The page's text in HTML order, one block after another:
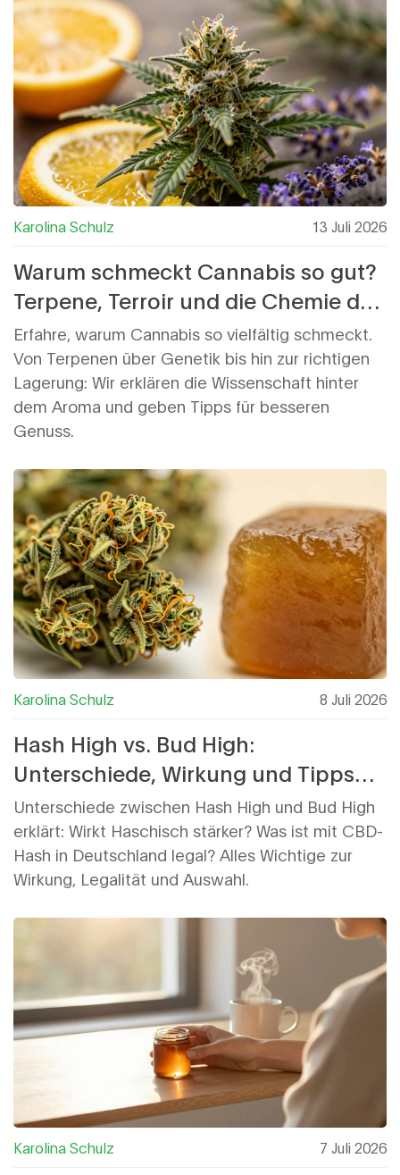
Karolina Schulz 13 Juli 2026
Warum schmeckt Cannabis so gut?
Terpene, Terroir und die Chemie des
Geschmacks
Erfahre, warum Cannabis so vielfältig schmeckt.
Von Terpenen über Genetik bis hin zur richtigen
Lagerung: Wir erklären die Wissenschaft hinter
dem Aroma und geben Tipps für besseren
Genuss.
Karolina Schulz 8 Juli 2026
Hash High vs. Bud High:
Unterschiede, Wirkung und Tipps
für 2026
Unterschiede zwischen Hash High und Bud High
erklärt: Wirkt Haschisch stärker? Was ist mit CBD-
Hash in Deutschland legal? Alles Wichtige zur
Wirkung, Legalität und Auswahl.
Karolina Schulz 7 Juli 2026